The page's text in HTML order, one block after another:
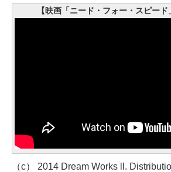
【映画「ニード・フォー・スピード
（c） 2014 Dream Works ll.